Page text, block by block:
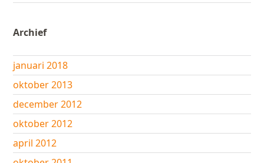
Archief
januari 2018
oktober 2013
december 2012
oktober 2012
april 2012